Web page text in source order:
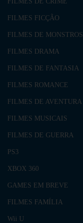
FILMES FICÇÃO
FILMES DE MONSTROS
FILMES DRAMA
FILMES DE FANTASIA
FILMES ROMANCE
FILMES DE AVENTURA
FILMES MUSICAIS
FILMES DE GUERRA
PS3
XBOX 360
GAMES EM BREVE
FILMES FAMÍLIA
Wii U